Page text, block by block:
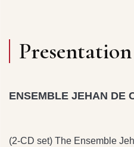
Presentation
ENSEMBLE JEHAN DE
(2-CD set) The Ensemble